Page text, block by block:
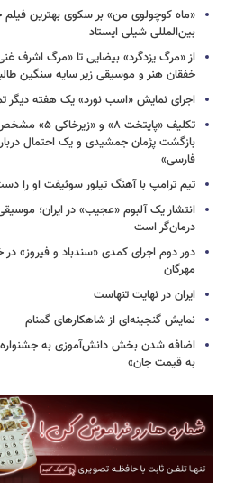
«ماه کوچولوی من» بر سکوی بهترین فیلم
بین‌المللی شیلی ایستاد
از «مرگ یزدگرد» بیضایی تا «مرگ اشرف
خفقان هنر و موسیقی زیر سایه سنگین
اجرای نمایش «اسب نورد» یک هفته دیگر
تکلیف «پایتخت ۸» و
بازگشت پژمان جمشیدی و یک احتمال
فارسی»
تیم ترامپ با آهنگ تیلور سوئیفت او را
انتشار یک آلبوم «عجیب» در ایران؛
درمان‌گر است
دور دوم اجرای کمدی «سندباد و فیروز» در
مهرگان
ایران در نهایت تنهاست
نمایش گنجینه‌ای از شاهکارهای گمنام
اضافه شدن بخش دانش‌آموزی به
به قیمت جان»